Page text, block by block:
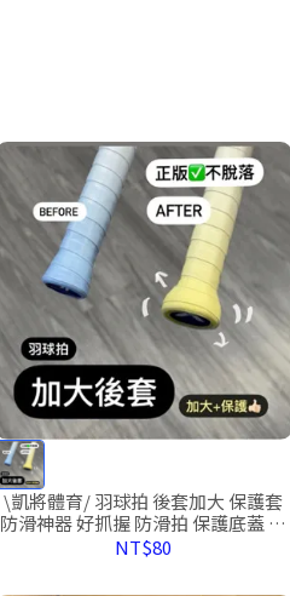
\凱將體育/ 羽球拍 後套加大 保護套
防滑神器 好抓握 防滑拍 保護底蓋 大
屁股 握把布 握把 羽球握把 握把皮
NT$80